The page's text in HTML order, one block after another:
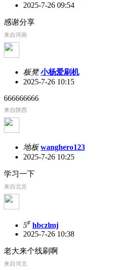
2025-7-26 09:54
感谢分享
来自河南
板凳 小杨爱刷机
2025-7-26 10:15
666666666
来自陕西
地板 wanghero123
2025-7-26 10:25
学习一下
来自北京
5# hbczlmj
2025-7-26 10:38
老大来个线刷啊
来自河北